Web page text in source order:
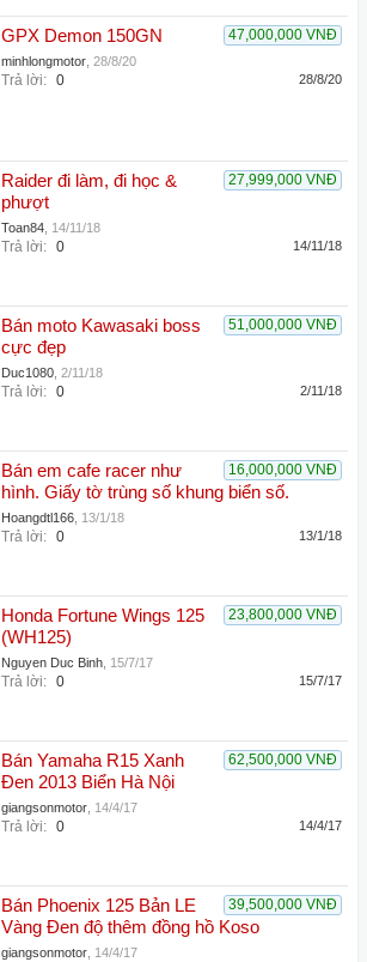
47,000,000 VNĐ
GPX Demon 150GN
minhlongmotor 28/8/20
Trả lời: 0 28/8/20
27,999,000 VNĐ
Raider đi làm, đi học &
phượt
Toan84 14/11/18
Trả lời: 0 14/11/18
51,000,000 VNĐ
Bán moto Kawasaki boss
cực đẹp
Duc1080 2/11/18
Trả lời: 0 2/11/18
16,000,000 VNĐ
Bán em cafe racer như
hình. Giấy tờ trùng số khung biển số.
Hoangdtl166 13/1/18
Trả lời: 0 13/1/18
23,800,000 VNĐ
Honda Fortune Wings 125
(WH125)
Nguyen Duc Binh 15/7/17
Trả lời: 0 15/7/17
62,500,000 VNĐ
Bán Yamaha R15 Xanh
Đen 2013 Biển Hà Nội
giangsonmotor 14/4/17
Trả lời: 0 14/4/17
39,500,000 VNĐ
Bán Phoenix 125 Bản LE
Vàng Đen độ thêm đồng hồ Koso
giangsonmotor 14/4/17